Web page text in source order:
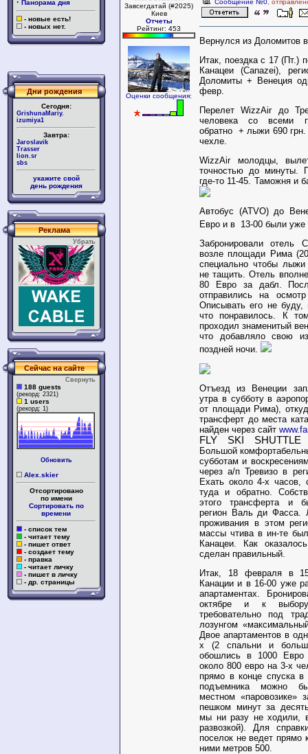
· Панорама дня
- новые есть!
- новых нет.
Дни рождения
Сегодня:
GrishunaMariy.
izumiya1
Завтра:
Jaroslavik
Trasser
lion.sr
sbs
укажите свой
день рождения
Реклама
Убрать
Сейчас на сайте
Свернуть
188 guests
(рекорд: 2321)
1 users
(рекорд: 1)
Обновить
Alex.skier
Отсортировано
по имени
Сортировать по
времени
- список тем
- читает тему
- пишет ответ
- создает тему
- правка
- читает личку
- пишет в личку
- др. страницы
Завсегдатай (#2025)
Киев
Отчеты
Рейтинг: 453
Оценки сообщения:
Сообщение №0 ,
Вернулся из Доломитов
Итак, поездка с 17 (Пт.)
Канацеи (Canazei),
Доломиты + Венеция
февр.
Перелет WizzAir до
человека со всеми
обратно + лыжи 690
чехле.
WizzAir молодцы,
точностью до минуты.
где-то 11-45. Таможня и
Автобус (АТVO) до
Евро и в 13-00 были
Забронировали отель
возле площади Рима
специально чтобы
не тащить. Отель
80 Евро за дабл.
отправились на
Описывать его не буду,
что понравилось. К
проходил знаменитый
что добавляло свою
поздней ночи.
Отъезд из Венеции
утра в субботу в
от площади Рима),
трансферт до места
найден через сайт
FLY SKI
Большой
субботам и
через а/п Тревизо в
Ехать около 4-х часов,
туда и обратно.
этого трансферта и
регион Валь ди Фасса.
проживания в этом
массы чтива в ин-те
Канацеи. Как
сделан правильный.
Итак, 18 февраля в
Канации и в 16-00 уже
апартаментах.
октябре и к
требовательно под
лозунгом
Двое апартаментов в
х (2 спальни и
обошлись в 1000
около 800 евро на 3-х
прямо в конце спуска
подъемника можно
местном «паровозике»
пешком минут за
мы ни разу не ходили,
развозкой). Для
поселок не ведет прямо
ними метров 500.